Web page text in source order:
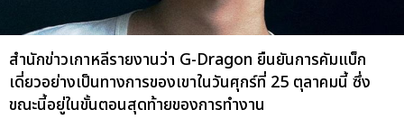
สำนักข่าวเกาหลีรายงานว่า G-Dragon ยืนยันการคัมแบ็ก
เดี่ยวอย่างเป็นทางการของเขาในวันศุกร์ที่ 25 ตุลาคมนี้ ซึ่ง
ขณะนี้อยู่ในขั้นตอนสุดท้ายของการทำงาน